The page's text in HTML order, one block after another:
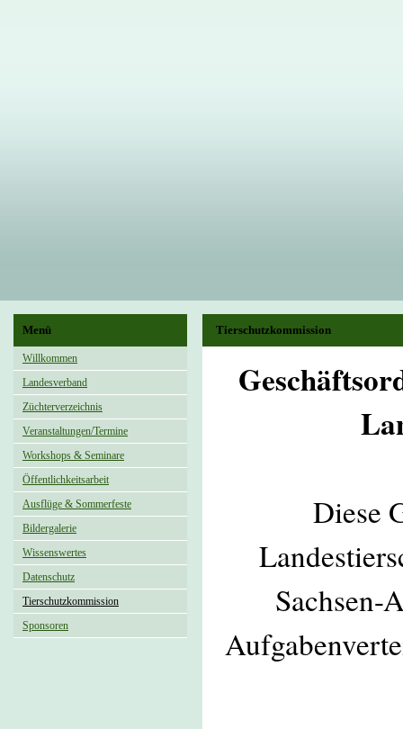
Menü
Willkommen
Landesverband
Züchterverzeichnis
Veranstaltungen/Termine
Workshops & Seminare
Öffentlichkeitsarbeit
Ausflüge & Sommerfeste
Bildergalerie
Wissenswertes
Datenschutz
Tierschutzkommission
Sponsoren
Tierschutzkommission
Diese
Sachsen-